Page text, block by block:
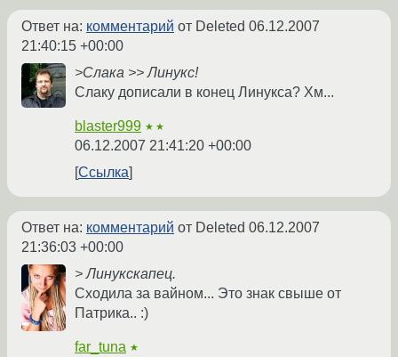
Ответ на: комментарий от Deleted 06.12.2007
21:40:15 +00:00
>Слака >> Линукс!
Слаку дописали в конец Линукса? Хм...
blaster999 ★★
06.12.2007 21:41:20 +00:00
Ссылка
Ответ на: комментарий от Deleted 06.12.2007
21:36:03 +00:00
> Линукскапец.
Сходила за вайном... Это знак свыше от
Патрика.. :)
far_tuna ★